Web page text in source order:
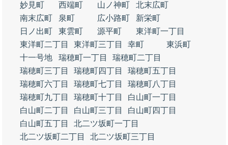
妙見町
西端町 山ノ神町
北末広町
南末広町
泉町 広小路町
新栄町
日ノ出町
東雲町 源平町
東洋町一丁目
東洋町二丁目
東洋町三丁目 幸町
東浜町
十一号地
瑞穂町一丁目
瑞穂町二丁目
瑞穂町三丁目
瑞穂町四丁目
瑞穂町五丁目
瑞穂町六丁目
瑞穂町七丁目
瑞穂町八丁目
瑞穂町九丁目
瑞穂町十丁目
白山町一丁目
白山町二丁目
白山町三丁目
白山町四丁目
白山町五丁目
北二ツ坂町一丁目
北二ツ坂町二丁目
北二ツ坂町三丁目